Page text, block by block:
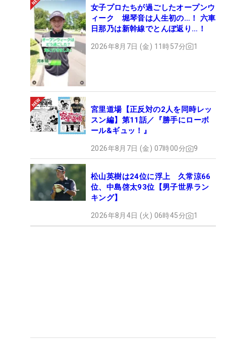
女子プロたちが過ごしたオープンウ
ィーク 堀琴音は人生初の…！ 六車
日那乃は新幹線でとんぼ返り…！
2026年8月7日 (金) 11時57分 1
宮里道場【正反対の2人を同時レッ
スン編】第11話／『勝手にローボ
ール&ギュッ！』
2026年8月7日 (金) 07時00分 9
松山英樹は24位に浮上 久常涼66
位、中島啓太93位【男子世界ラン
キング】
2026年8月4日 (火) 06時45分 1